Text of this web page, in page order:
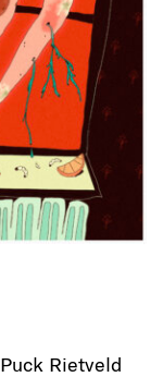
Puck Rietveld